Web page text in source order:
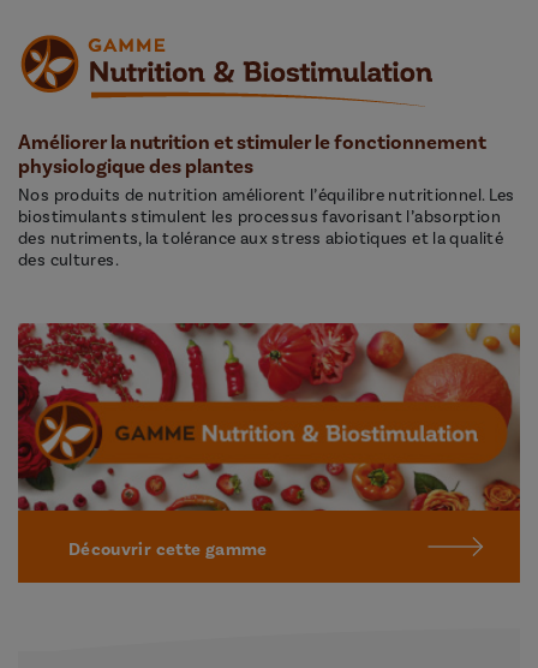
Améliorer la nutrition et stimuler le fonctionnement
physiologique des plantes
Nos produits de nutrition améliorent l’équilibre nutritionnel. Les
biostimulants stimulent les processus favorisant l’absorption
des nutriments, la tolérance aux stress abiotiques et la qualité
des cultures.
Découvrir cette gamme